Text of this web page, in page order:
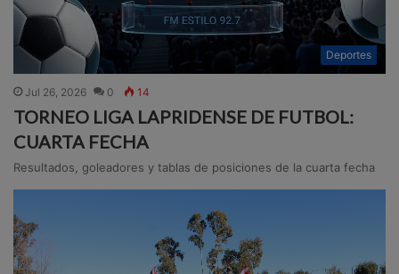
Deportes
Jul 26, 2026 0 14
TORNEO LIGA LAPRIDENSE DE FUTBOL:
CUARTA FECHA
Resultados, goleadores y tablas de posiciones de la cuarta fecha